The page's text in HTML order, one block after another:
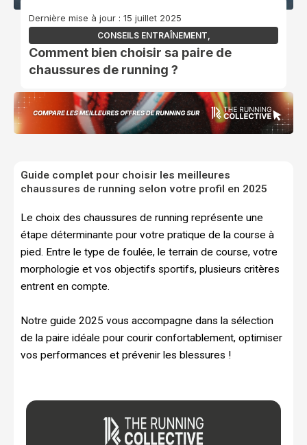
Dernière mise à jour : 15 juillet 2025
CONSEILS ENTRAÎNEMENT
Comment bien choisir sa paire de
chaussures de running ?
Guide complet pour choisir les meilleures
chaussures de running selon votre profil en 2025
Le choix des chaussures de running représente une
étape déterminante pour votre pratique de la course à
pied. Entre le type de foulée, le terrain de course, votre
morphologie et vos objectifs sportifs, plusieurs critères
entrent en compte.
Notre guide 2025 vous accompagne dans la sélection
de la paire idéale pour courir confortablement, optimiser
vos performances et prévenir les blessures !